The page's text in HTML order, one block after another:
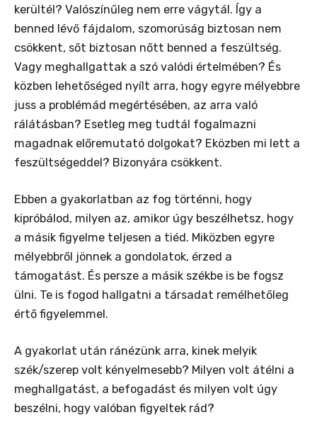
kerültél? Valószínűleg nem erre vágytál. Így a
benned lévő fájdalom, szomorúság biztosan nem
csökkent, sőt biztosan nőtt benned a feszültség.
Vagy meghallgattak a szó valódi értelmében? És
közben lehetőséged nyílt arra, hogy egyre mélyebbre
juss a problémád megértésében, az arra való
rálátásban? Esetleg meg tudtál fogalmazni
magadnak előremutató dolgokat? Eközben mi lett a
feszültségeddel? Bizonyára csökkent.
Ebben a gyakorlatban az fog történni, hogy
kipróbálod, milyen az, amikor úgy beszélhetsz, hogy
a másik figyelme teljesen a tiéd. Miközben egyre
mélyebbről jönnek a gondolatok, érzed a
támogatást. És persze a másik székbe is be fogsz
ülni. Te is fogod hallgatni a társadat remélhetőleg
értő figyelemmel.
A gyakorlat után ránézünk arra, kinek melyik
szék/szerep volt kényelmesebb? Milyen volt átélni a
meghallgatást, a befogadást és milyen volt úgy
beszélni, hogy valóban figyeltek rád?